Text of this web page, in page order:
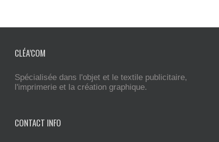
CLÉA’COM
Spécialisée dans l'objet et le textile publicitaire,
l'imprimerie et la création graphique.
CONTACT INFO